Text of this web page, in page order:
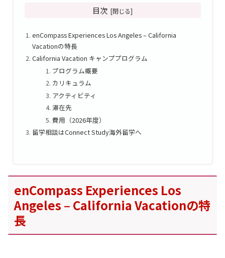
目次
enCompass Experiences Los Angeles – California
Vacationの特長
California Vacation キャンププログラム
プログラム概要
カリキュラム
アクティビティ
滞在先
費用（2026年度）
留学相談はConnect Study海外留学へ
enCompass Experiences Los
Angeles – California Vacationの特
長